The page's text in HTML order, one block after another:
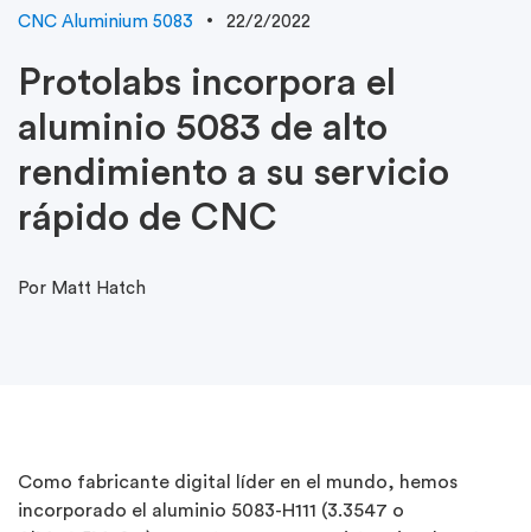
CNC Aluminium 5083 22/2/2022
Protolabs incorpora el
aluminio 5083 de alto
rendimiento a su servicio
rápido de CNC
Por Matt Hatch
Como fabricante digital líder en el mundo, hemos
incorporado el aluminio 5083-H111 (3.3547 o